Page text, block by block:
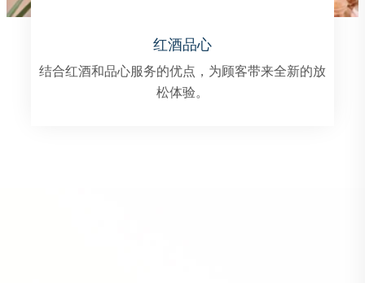
精油推拿
以精油为基础的按摩方式，帮助人们放松身心，舒
缓压力，改善身体状况。